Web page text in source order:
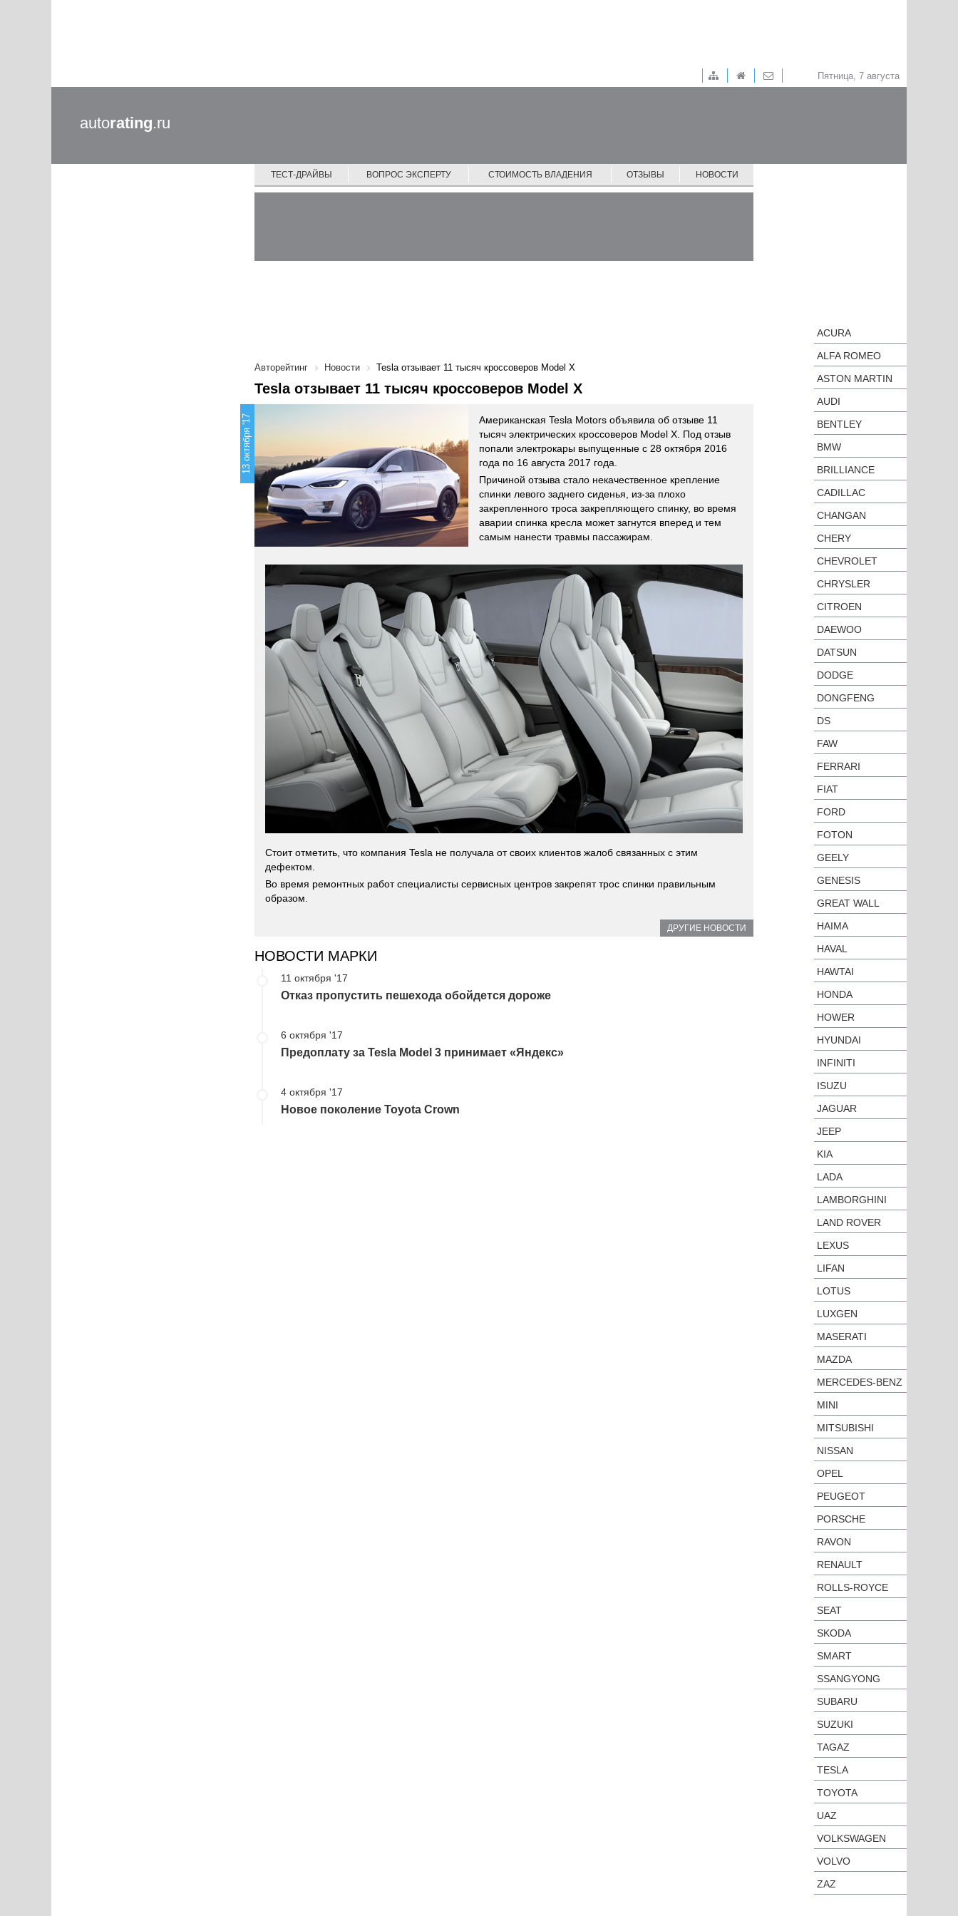
Пятница, 7 августа
autorating.ru
ТЕСТ-ДРАЙВЫ ВОПРОС ЭКСПЕРТУ СТОИМОСТЬ ВЛАДЕНИЯ ОТЗЫВЫ НОВОСТИ
Авторейтинг Новости Tesla отзывает 11 тысяч кроссоверов Model X
Tesla отзывает 11 тысяч кроссоверов Model X
13 октября '17
Американская Tesla Motors объявила об отзыве 11
тысяч электрических кроссоверов Model X. Под отзыв
попали электрокары выпущенные с 28 октября 2016
года по 16 августа 2017 года.
Причиной отзыва стало некачественное крепление
спинки левого заднего сиденья, из-за плохо
закрепленного троса закрепляющего спинку, во время
аварии спинка кресла может загнутся вперед и тем
самым нанести травмы пассажирам.
Стоит отметить, что компания Tesla не получала от своих клиентов жалоб связанных с этим
дефектом.
Во время ремонтных работ специалисты сервисных центров закрепят трос спинки правильным
образом.
ДРУГИЕ НОВОСТИ
НОВОСТИ МАРКИ
11 октября '17
Отказ пропустить пешехода обойдется дороже
6 октября '17
Предоплату за Tesla Model 3 принимает «Яндекс»
4 октября '17
Новое поколение Toyota Crown
ACURA
ALFA ROMEO
ASTON MARTIN
AUDI
BENTLEY
BMW
BRILLIANCE
CADILLAC
CHANGAN
CHERY
CHEVROLET
CHRYSLER
CITROEN
DAEWOO
DATSUN
DODGE
DONGFENG
DS
FAW
FERRARI
FIAT
FORD
FOTON
GEELY
GENESIS
GREAT WALL
HAIMA
HAVAL
HAWTAI
HONDA
HOWER
HYUNDAI
INFINITI
ISUZU
JAGUAR
JEEP
KIA
LADA
LAMBORGHINI
LAND ROVER
LEXUS
LIFAN
LOTUS
LUXGEN
MASERATI
MAZDA
MERCEDES-BENZ
MINI
MITSUBISHI
NISSAN
OPEL
PEUGEOT
PORSCHE
RAVON
RENAULT
ROLLS-ROYCE
SEAT
SKODA
SMART
SSANGYONG
SUBARU
SUZUKI
TAGAZ
TESLA
TOYOTA
UAZ
VOLKSWAGEN
VOLVO
ZAZ